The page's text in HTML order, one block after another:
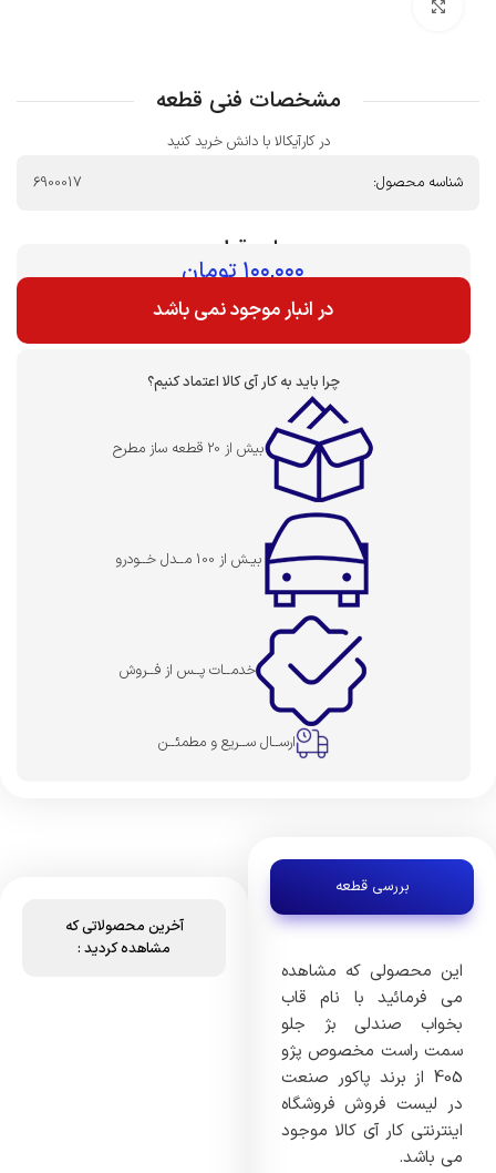
مشخصات فنی قطعه
در کارآیکالا با دانش خرید کنید
شناسه محصول:
6900017
بهای قطعه :
۱۰۰,۰۰۰تومان
در انبار موجود نمی باشد
چرا باید به کار آی کالا اعتماد کنیم؟
بیش از 20 قطعه ساز مطرح
بیـش از 100 مــدل خــودرو
خدمــات پــس از فــروش
ارســال ســریع و مطمئــن
بررسی قطعه
این محصولی که مشاهده
می فرمائید با نام قاب
بخواب صندلی بژ جلو
سمت راست مخصوص پژو
405 از برند پاکور صنعت
در لیست فروش فروشگاه
اینترنتی کار آی کالا موجود
می باشد.
آخرین محصولاتی که
مشاهده کردید :